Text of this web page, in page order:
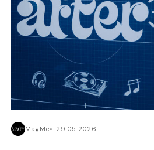
MagMe 29.05.2026.